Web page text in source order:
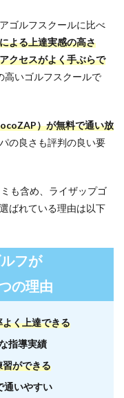
ゴルフスクールに比べ
よる上達実感の高さ
クセスがよく手ぶらで
高いゴルフスクールで
）が無料で通い放
の良さも評判の良い要
も含め、ライザップゴ
ばれている理由は以下
フが
の理由
く上達できる
指導実績
ができる
通いやすい